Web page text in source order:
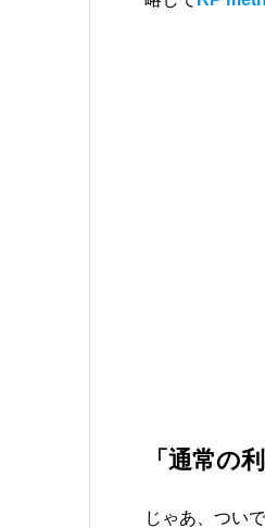
「通常の
じゃあ、ついで